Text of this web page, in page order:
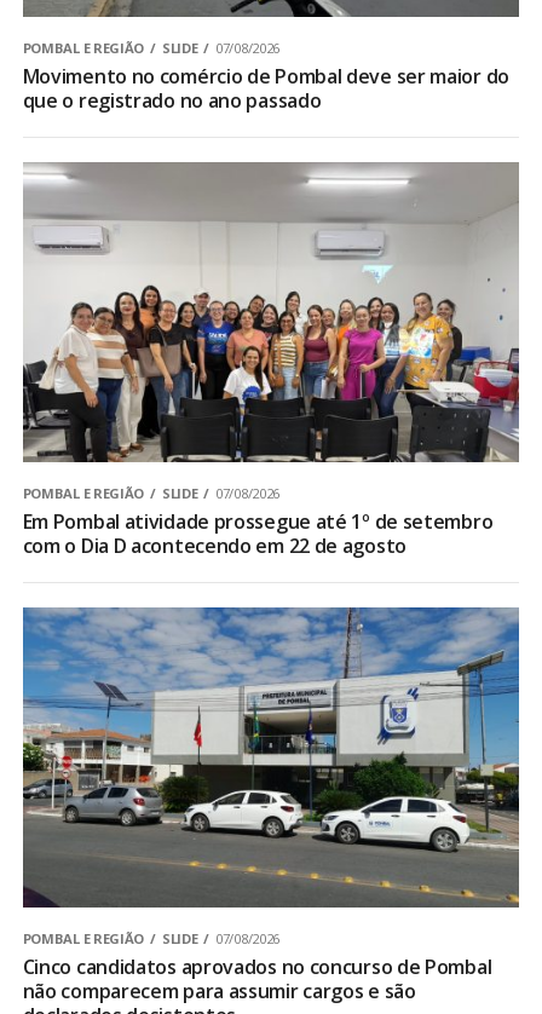
POMBAL E REGIÃO SLIDE 07/08/2026
Movimento no comércio de Pombal deve ser maior do
que o registrado no ano passado
POMBAL E REGIÃO SLIDE 07/08/2026
Em Pombal atividade prossegue até 1º de setembro
com o Dia D acontecendo em 22 de agosto
POMBAL E REGIÃO SLIDE 07/08/2026
Cinco candidatos aprovados no concurso de Pombal
não comparecem para assumir cargos e são